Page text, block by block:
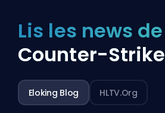
Lis les news de
Counter-Strike
Eloking Blog HLTV.org